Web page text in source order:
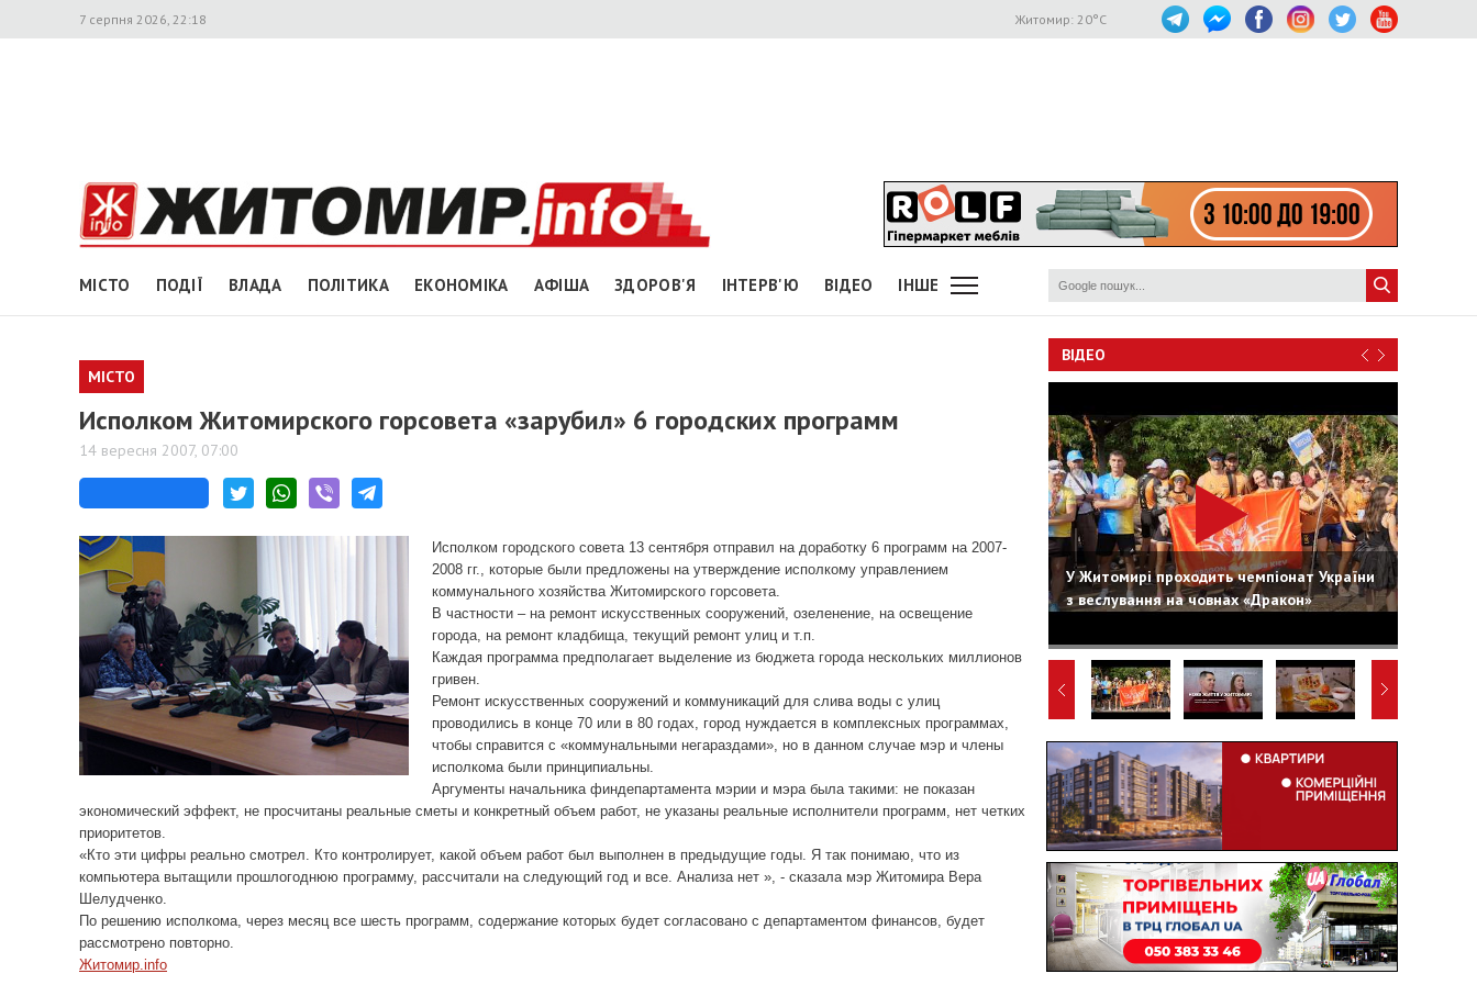
7 серпня 2026, 22:18 Житомир: 20°C
МІСТО ПОДІЇ ВЛАДА ПОЛІТИКА ЕКОНОМІКА АФІША ЗДОРОВ'Я ІНТЕРВ'Ю ВІДЕО ІНШЕ
МІСТО
Исполком Житомирского горсовета «зарубил» 6 городских программ
14 вересня 2007, 07:00
Исполком городского совета 13 сентября отправил на доработку 6 программ на 2007-
2008 гг., которые были предложены на утверждение исполкому управлением
коммунального хозяйства Житомирского горсовета.
В частности – на ремонт искусственных сооружений, озеленение, на освещение
города, на ремонт кладбища, текущий ремонт улиц и т.п.
Каждая программа предполагает выделение из бюджета города нескольких миллионов
гривен.
Ремонт искусственных сооружений и коммуникаций для слива воды с улиц
проводились в конце 70 или в 80 годах, город нуждается в комплексных программах,
чтобы справится с «коммунальными негараздами», но в данном случае мэр и члены
исполкома были принципиальны.
Аргументы начальника финдепартамента мэрии и мэра была такими: не показан
экономический эффект, не просчитаны реальные сметы и конкретный объем работ, не указаны реальные исполнители программ, нет четких
приоритетов.
«Кто эти цифры реально смотрел. Кто контролирует, какой объем работ был выполнен в предыдущие годы. Я так понимаю, что из
компьютера вытащили прошлогоднюю программу, рассчитали на следующий год и все. Анализа нет », - сказала мэр Житомира Вера
Шелудченко.
По решению исполкома, через месяц все шесть программ, содержание которых будет согласовано с департаментом финансов, будет
рассмотрено повторно.
Житомир.info
ВІДЕО
У Житомирі проходить чемпіонат України
з веслування на човнах «Дракон»